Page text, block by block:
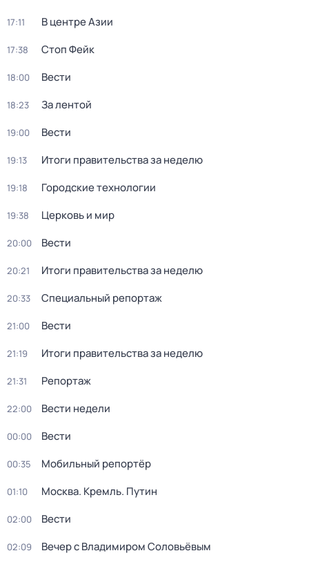
17:11 В центре Азии
17:38 Стоп Фейк
18:00 Вести
18:23 За лентой
19:00 Вести
19:13 Итоги правительства за неделю
19:18 Городские технологии
19:38 Церковь и мир
20:00 Вести
20:21 Итоги правительства за неделю
20:33 Специальный репортаж
21:00 Вести
21:19 Итоги правительства за неделю
21:31 Репортаж
22:00 Вести недели
00:00 Вести
00:35 Мобильный репортёр
01:10 Москва. Кремль. Путин
02:00 Вести
02:09 Вечер с Владимиром Соловьёвым